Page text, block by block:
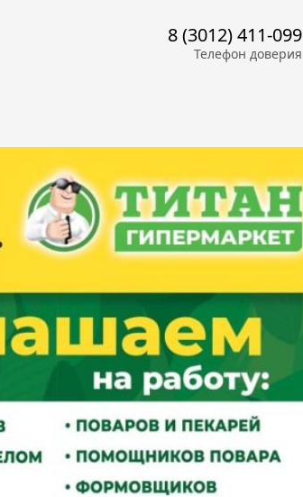
8 (3012) 411-099
Телефон доверия